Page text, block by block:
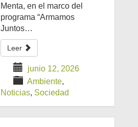
Menta, en el marco del
programa “Armamos
Juntos…
Leer
junio 12, 2026
Ambiente,
Noticias, Sociedad